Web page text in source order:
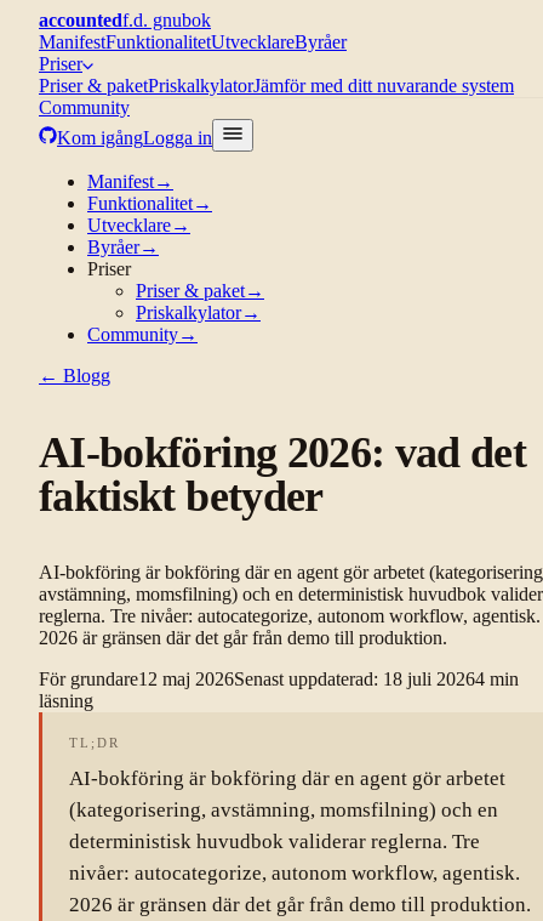
accountedf.d. gnubok
ManifestFunktionalitetUtvecklareByråer
Priser
Priser & paketPriskalkylatorJämför med ditt nuvarande system
Community
Kom igångLogga in
Manifest→
Funktionalitet→
Utvecklare→
Byråer→
Priser
Priser & paket→
Priskalkylator→
Community→
← Blogg
AI-bokföring 2026: vad det
faktiskt betyder
AI-bokföring är bokföring där en agent gör arbetet
avstämning, momsfilning) och en deterministisk huvudbok
reglerna. Tre nivåer: autocategorize, autonom workflow, agentisk.
2026 är gränsen där det går från demo till produktion.
För grundare12 maj 2026Senast uppdaterad: 18 juli 20264 min
läsning
TL;DR
AI-bokföring är bokföring där en agent gör arbetet
(kategorisering, avstämning, momsfilning) och en
deterministisk huvudbok validerar reglerna. Tre
nivåer: autocategorize, autonom workflow, agentisk.
2026 är gränsen där det går från demo till produktion.